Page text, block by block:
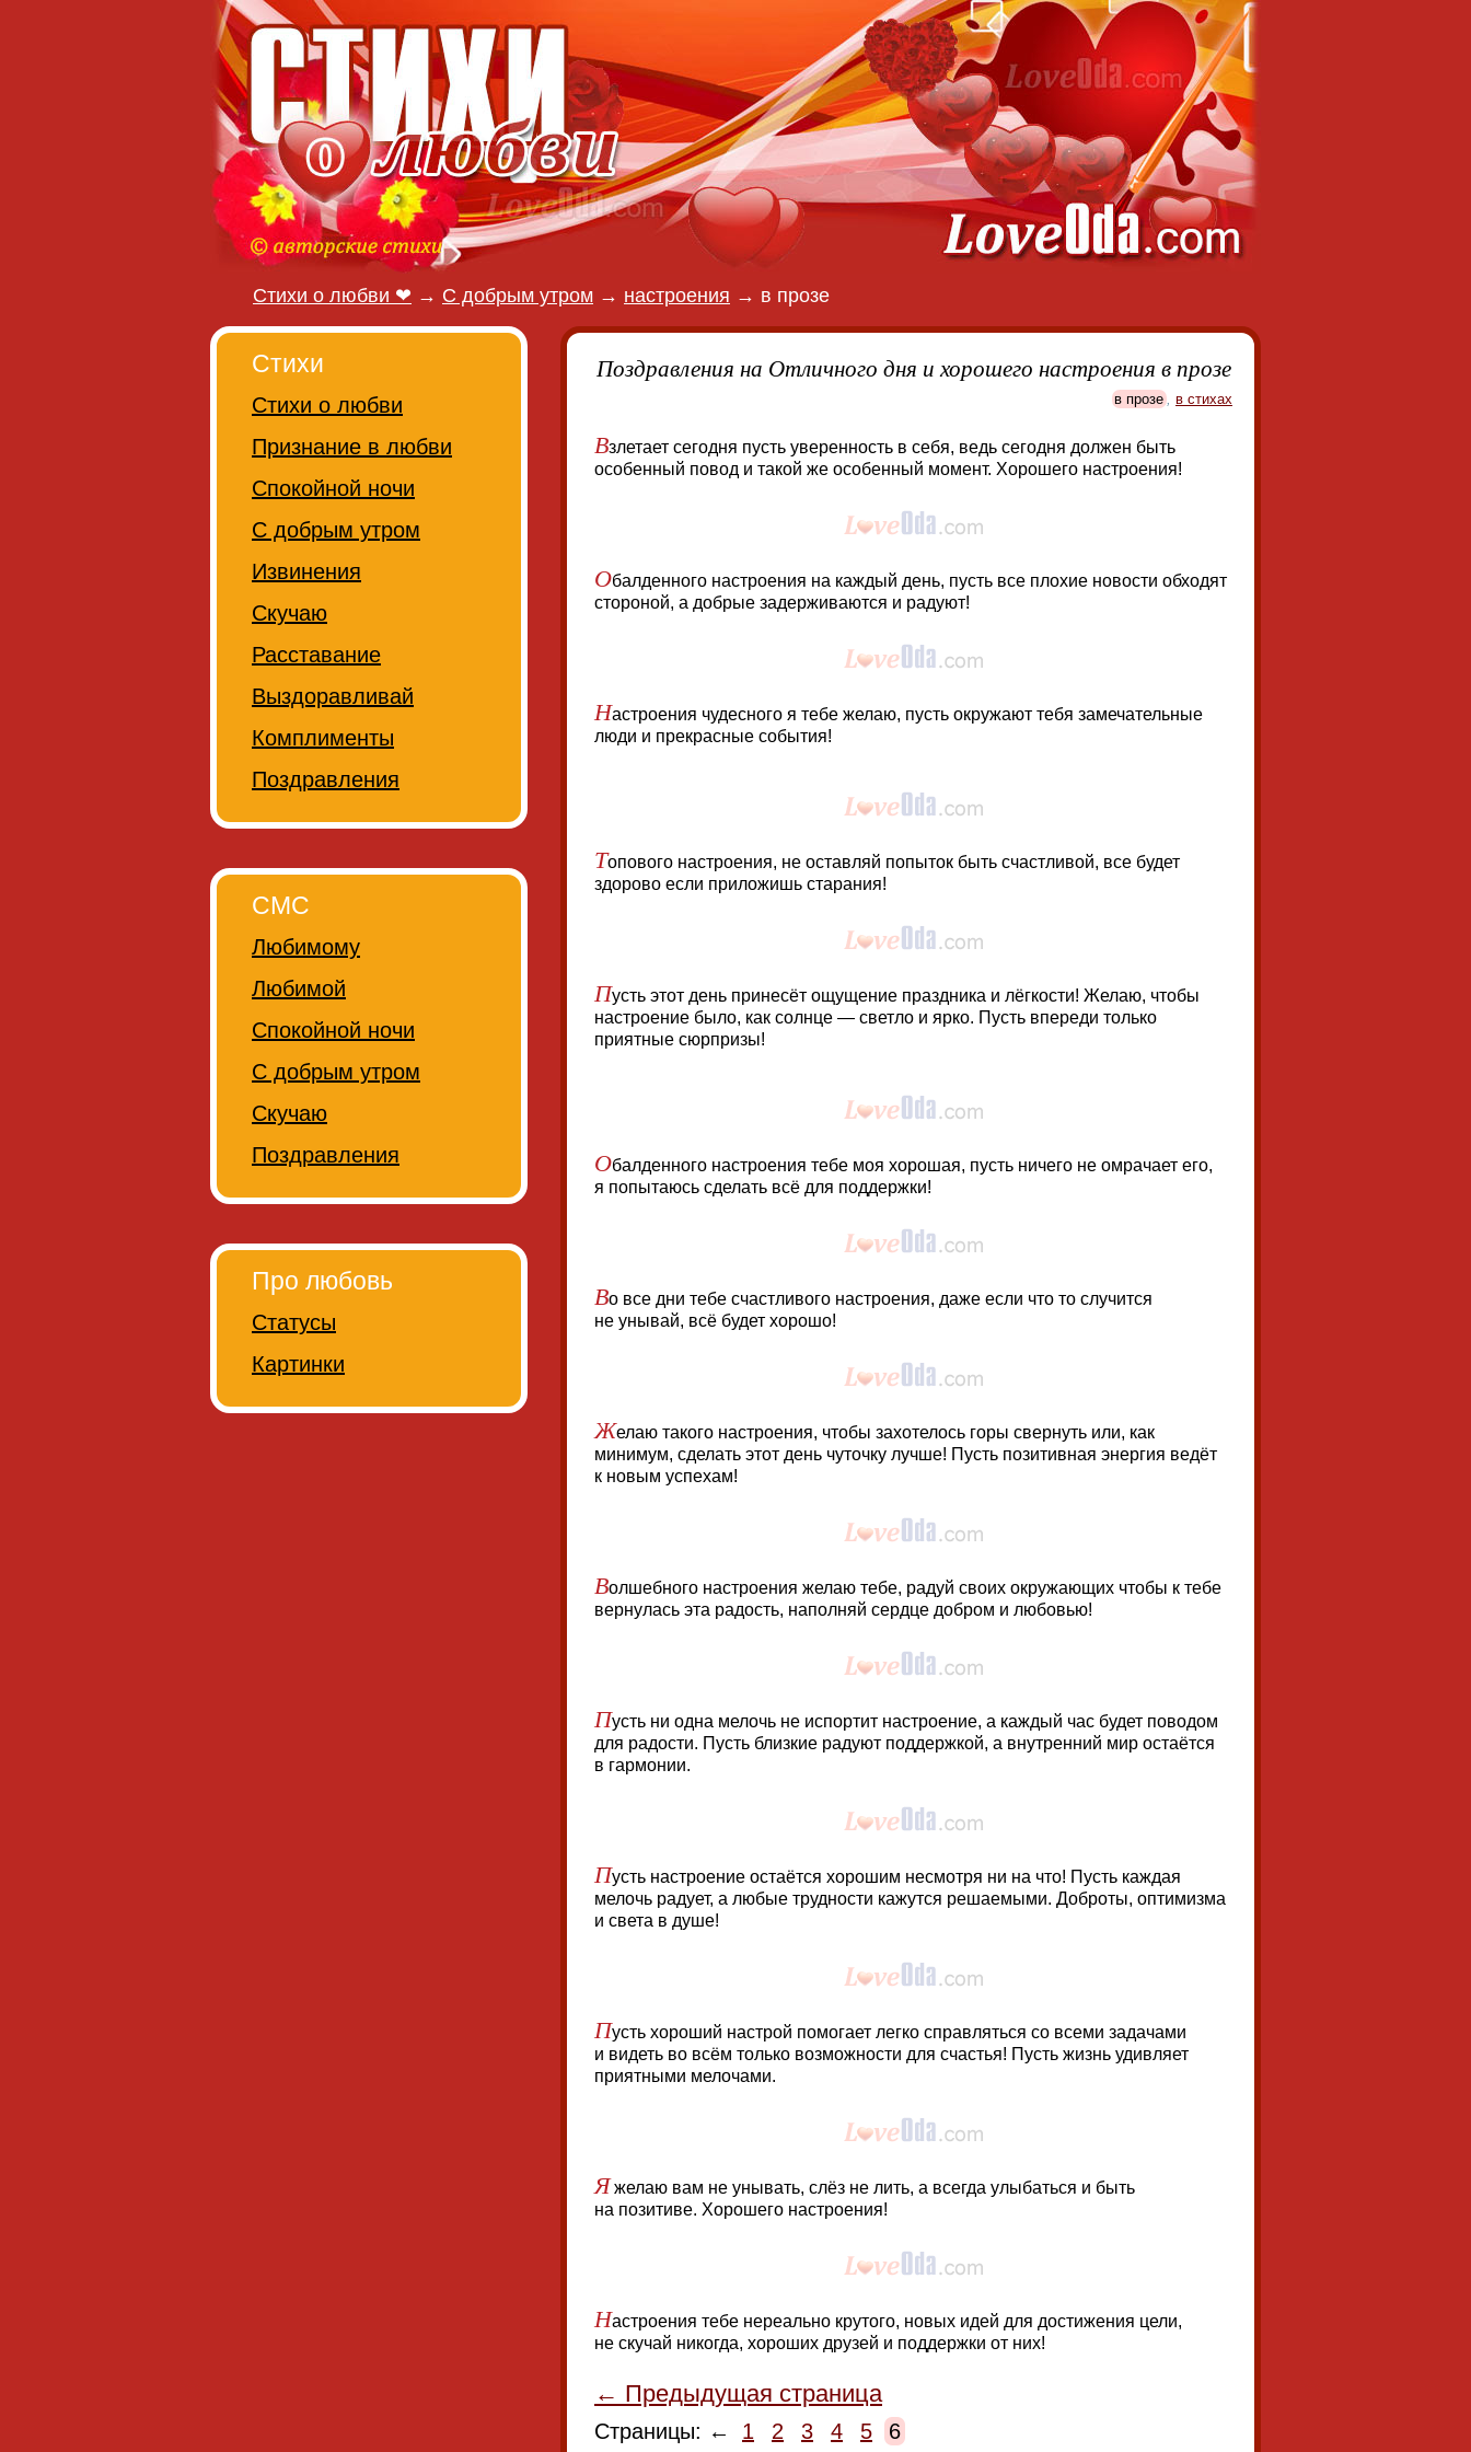
Стихи о любви ❤ → С добрым утром → настроения → в прозе
Поздравления на Отличного дня и хорошего настроения в прозе
в прозе , в стихах
Взлетает сегодня пусть уверенность в себя, ведь сегодня должен быть
особенный повод и такой же особенный момент. Хорошего настроения!
Обалденного настроения на каждый день, пусть все плохие новости обходят
стороной, а добрые задерживаются и радуют!
Настроения чудесного я тебе желаю, пусть окружают тебя замечательные
люди и прекрасные события!
Топового настроения, не оставляй попыток быть счастливой, все будет
здорово если приложишь старания!
Пусть этот день принесёт ощущение праздника и лёгкости! Желаю, чтобы
настроение было, как солнце — светло и ярко. Пусть впереди только
приятные сюрпризы!
Обалденного настроения тебе моя хорошая, пусть ничего не омрачает его,
я попытаюсь сделать всё для поддержки!
Во все дни тебе счастливого настроения, даже если что то случится
не унывай, всё будет хорошо!
Желаю такого настроения, чтобы захотелось горы свернуть или, как
минимум, сделать этот день чуточку лучше! Пусть позитивная энергия ведёт
к новым успехам!
Волшебного настроения желаю тебе, радуй своих окружающих чтобы к тебе
вернулась эта радость, наполняй сердце добром и любовью!
Пусть ни одна мелочь не испортит настроение, а каждый час будет поводом
для радости. Пусть близкие радуют поддержкой, а внутренний мир остаётся
в гармонии.
Пусть настроение остаётся хорошим несмотря ни на что! Пусть каждая
мелочь радует, а любые трудности кажутся решаемыми. Доброты, оптимизма
и света в душе!
Пусть хороший настрой помогает легко справляться со всеми задачами
и видеть во всём только возможности для счастья! Пусть жизнь удивляет
приятными мелочами.
Я желаю вам не унывать, слёз не лить, а всегда улыбаться и быть
на позитиве. Хорошего настроения!
Настроения тебе нереально крутого, новых идей для достижения цели,
не скучай никогда, хороших друзей и поддержки от них!
← Предыдущая страница
Страницы: ← 1 2 3 4 5 6
Стихи
Стихи о любви
Признание в любви
Спокойной ночи
С добрым утром
Извинения
Скучаю
Расставание
Выздоравливай
Комплименты
Поздравления
СМС
Любимому
Любимой
Спокойной ночи
С добрым утром
Скучаю
Поздравления
Про любовь
Статусы
Картинки